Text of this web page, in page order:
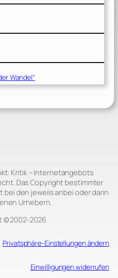
Wandel“
Kritik – Internetangebots
Das Copyright bestimmter
bei den jeweils anbei oder darin
Urhebern.
© 2002‑2026
Privatsphäre-Einstellungen ändern
Einwilligungen widerrufen